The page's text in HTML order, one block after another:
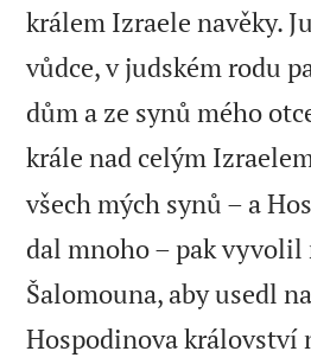
králem Izraele navěky.
vůdce, v judském rodu
dům a ze synů mého
krále nad celým
všech mých synů – a
dal mnoho – pak vyvolil
Šalomouna, aby usedl
Hospodinova království